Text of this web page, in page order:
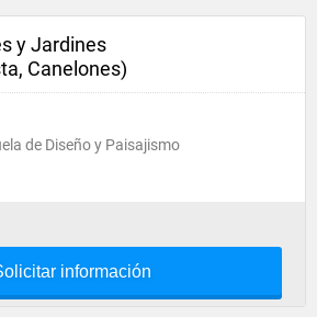
y Jardines
Canelones)
de Diseño y Paisajismo
información